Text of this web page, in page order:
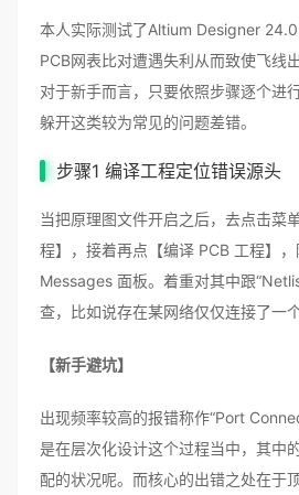
本人实际测试了Altium Designer
PCB网表比对遭遇失利从而致使飞线
对于新手而言，只要依照步骤逐个进
躲开这类较为常见的问题差错。
步骤1 编译工程定位错误源头
当把原理图文件开启之后，去点击菜
程】，接着再点【编译 PCB 工程】
Messages 面板。着重对其中跟
查，比如说存在某网络仅仅连接了一
【新手避坑】
出现频率较高的报错称作“Port
是在层次化设计这个过程当中，其中
配的状况呢。而核心的出错之处在于